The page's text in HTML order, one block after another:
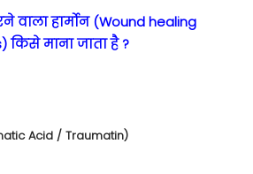
वाला हार्मोन (Wound healing
किसे माना जाता है ?
Acid / Traumatin)